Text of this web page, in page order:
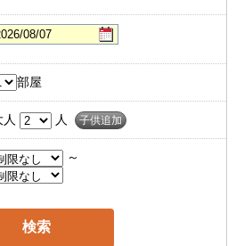
部屋
人 人 子供追加
～